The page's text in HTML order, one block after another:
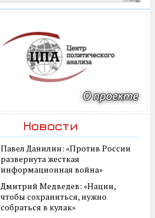
Новости
Павел Данилин: «Против России
развернута жесткая
информационная война»
Дмитрий Медведев: «Нации,
чтобы сохраниться, нужно
собраться в кулак»